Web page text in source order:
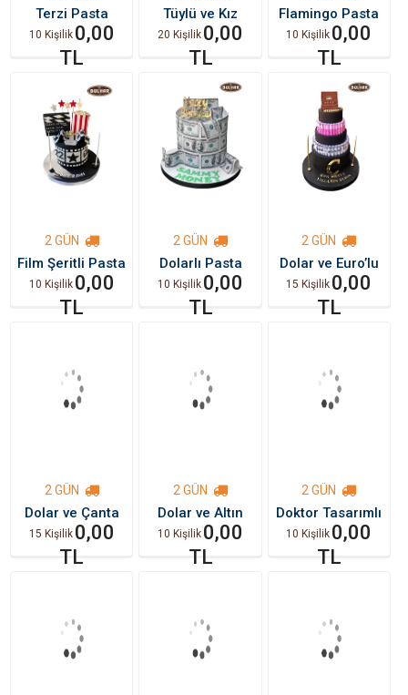
Terzi Pasta
10 Kişilik 0,00
TL
Tüylü ve Kız
Temalı Tasarım
Pasta
20 Kişilik 0,00
TL
Flamingo Pasta
10 Kişilik 0,00
TL
2 GÜN
Film Şeritli Pasta
10 Kişilik 0,00
TL
2 GÜN
Dolarlı Pasta
10 Kişilik 0,00
TL
2 GÜN
Dolar ve Euro’lu
Pasta
15 Kişilik 0,00
TL
2 GÜN
Dolar ve Çanta
Temalı Doğum
Günü Pastası
15 Kişilik 0,00
TL
2 GÜN
Dolar ve Altın
Tasarımlı Pasta
10 Kişilik 0,00
TL
2 GÜN
Doktor Tasarımlı
Pasta
10 Kişilik 0,00
TL